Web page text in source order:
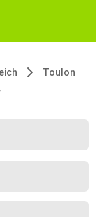
Toulon